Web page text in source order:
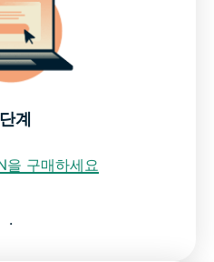
하는 이유
비스 시청
료 VPN을 사용해도 되나
계
을 구매하세요
.